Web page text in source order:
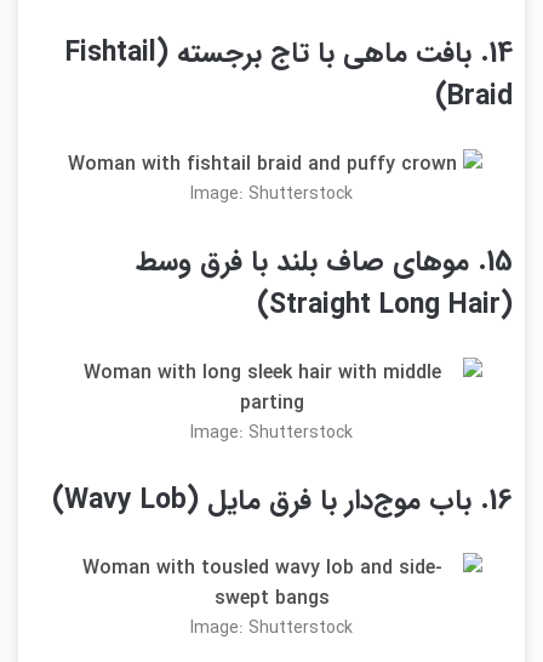
14. بافت ماهی با تاج برجسته (Fishtail
Braid)
Image: Shutterstock
15. موهای صاف بلند با فرق وسط
(Straight Long Hair)
Image: Shutterstock
16. باب موج‌دار با فرق مایل (Wavy Lob)
Image: Shutterstock